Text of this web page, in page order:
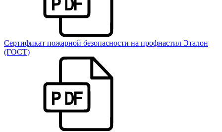
Сертификат пожарной безопасности на профнастил Эталон
(ГОСТ)